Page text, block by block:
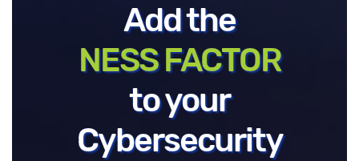
Add the
NESS FACTOR
to your
Cybersecurity